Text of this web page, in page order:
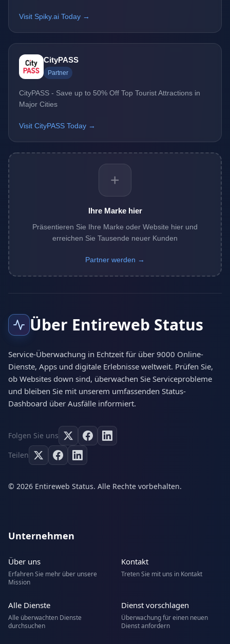
Visit Spiky.ai Today →
CityPASS
Partner
CityPASS - Save up to 50% Off Top Tourist Attractions in
Major Cities
Visit CityPASS Today →
+
Ihre Marke hier
Präsentieren Sie Ihre Marke oder Website hier und
erreichen Sie Tausende neuer Kunden
Partner werden →
Über Entireweb Status
Service-Überwachung in Echtzeit für über 9000 Online-
Dienste, Apps und digitale Erlebnisse weltweit. Prüfen Sie,
ob Websites down sind, überwachen Sie Serviceprobleme
und bleiben Sie mit unserem umfassenden Status-
Dashboard über Ausfälle informiert.
Folgen Sie uns
Teilen
© 2026 Entireweb Status. Alle Rechte vorbehalten.
Unternehmen
Über uns
Erfahren Sie mehr über unsere
Mission
Kontakt
Treten Sie mit uns in Kontakt
Alle Dienste
Alle überwachten Dienste
durchsuchen
Dienst vorschlagen
Überwachung für einen neuen
Dienst anfordern